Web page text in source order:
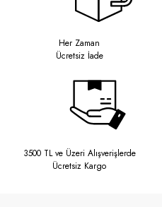
Her Zaman
Ücretsiz İade
3500 TL ve Üzeri Alışverişlerde
Ücretsiz Kargo